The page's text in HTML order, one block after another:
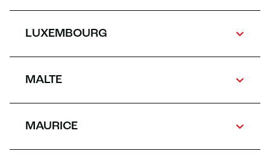
LUXEMBOURG
MALTE
MAURICE